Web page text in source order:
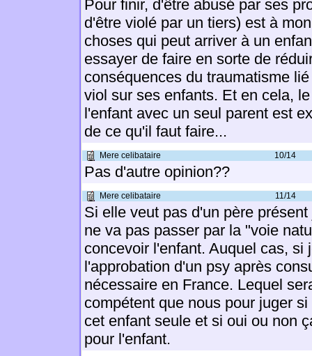
Pour finir, d'être abusé par ses
d'être violé par un tiers) est à
choses qui peut arriver à un
essayer de faire en sorte de
conséquences du traumatisme
viol sur ses enfants. Et en cela,
l'enfant avec un seul parent est
de ce qu'il faut faire...
Mere celibataire 10/14
Pas d'autre opinion??
Mere celibataire 11/14
Si elle veut pas d'un père
ne va pas passer par la "voie
concevoir l'enfant. Auquel cas, si
l'approbation d'un psy après
nécessaire en France. Lequel
compétent que nous pour juger
cet enfant seule et si oui ou non
pour l'enfant.